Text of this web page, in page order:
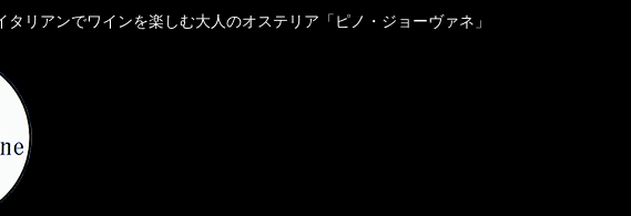
タリアンでワインを楽しむ大人のオステリア「ピノ・ジョーヴァネ」